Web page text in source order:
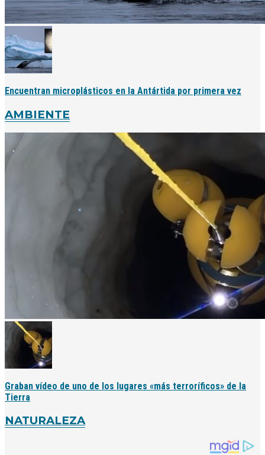
Encuentran microplásticos en la Antártida por primera vez
AMBIENTE
Graban vídeo de uno de los lugares «más terroríficos» de la
Tierra
NATURALEZA